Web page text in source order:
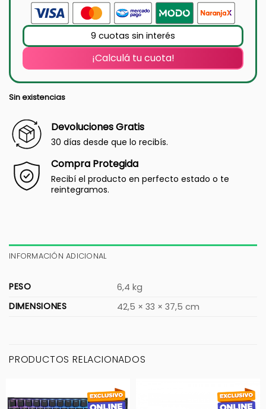
9 cuotas sin interés
¡Calculá tu cuota!
Sin existencias
Devoluciones Gratis
30 días desde que lo recibís.
Compra Protegida
Recibí el producto en perfecto estado o te
reintegramos.
INFORMACIÓN ADICIONAL
PESO
6,4 kg
DIMENSIONES
42,5 × 33 × 37,5 cm
PRODUCTOS RELACIONADOS